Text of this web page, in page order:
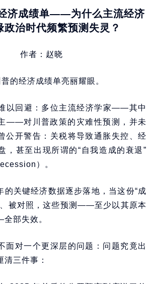
济成绩单——为什么主流经济
政治时代频繁预测失灵？
作者：赵晓
的经济成绩单亮丽耀眼。
以回避：多位主流经济学家——其中
——对川普政策的灾难性预测，并未
公开警告：关税将导致通胀失控、经
，甚至出现所谓的“自我造成的衰退”
）。
的关键经济数据逐步落地，当这份“成
、被对照，这些预测——至少以其原本
部失效。
面对一个更深层的问题：问题究竟出
三件事：